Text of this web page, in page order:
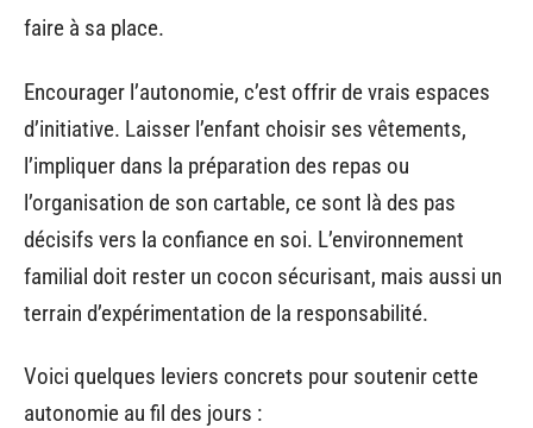
faire à sa place.
Encourager l’autonomie, c’est offrir de vrais espaces
d’initiative. Laisser l’enfant choisir ses vêtements,
l’impliquer dans la préparation des repas ou
l’organisation de son cartable, ce sont là des pas
décisifs vers la confiance en soi. L’environnement
familial doit rester un cocon sécurisant, mais aussi un
terrain d’expérimentation de la responsabilité.
Voici quelques leviers concrets pour soutenir cette
autonomie au fil des jours :